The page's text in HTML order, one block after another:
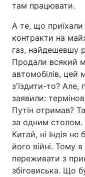
там працювати.
А те, що приїхали
контракти на
газ, найдешевшу
Продали всякий
автомобілів, цей
з'їздити-то? Але,
заявили:
Путін отримав?
за одним столом.
Китай, ні Індія
його війні. Тому
переживати з
збіговиська. Що